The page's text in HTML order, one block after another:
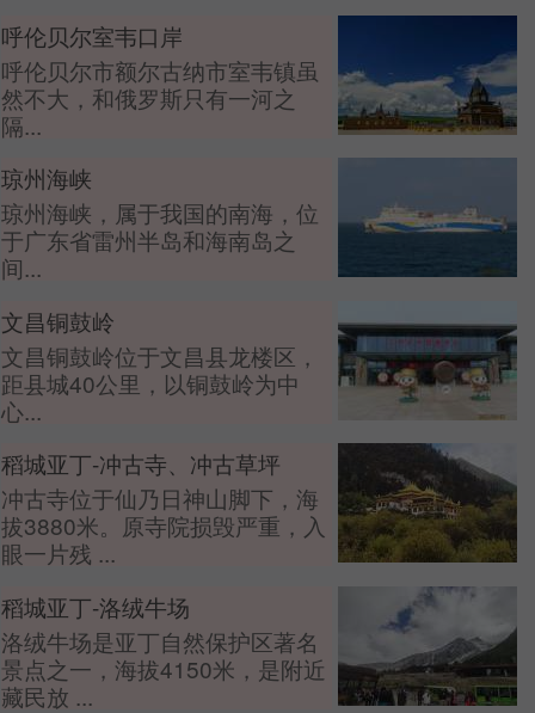
呼伦贝尔室韦口岸
呼伦贝尔市额尔古纳市室韦镇虽
然不大，和俄罗斯只有一河之
隔...
琼州海峡
琼州海峡，属于我国的南海，位
于广东省雷州半岛和海南岛之
间...
文昌铜鼓岭
文昌铜鼓岭位于文昌县龙楼区，
距县城40公里，以铜鼓岭为中
心...
稻城亚丁-冲古寺、冲古草坪
冲古寺位于仙乃日神山脚下，海
拔3880米。原寺院损毁严重，入
眼一片残 ...
稻城亚丁-洛绒牛场
洛绒牛场是亚丁自然保护区著名
景点之一，海拔4150米，是附近
藏民放 ...